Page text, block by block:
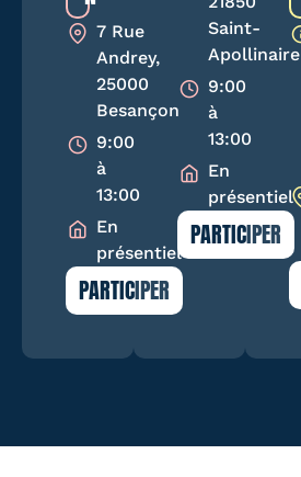
7 Rue
Andrey,
25000
Besançon
9:00
à
13:00
En
présentiel
PARTICIPER
Saint-
Apollinaire
9:00
à
13:00
En
présentiel
PARTICIPER